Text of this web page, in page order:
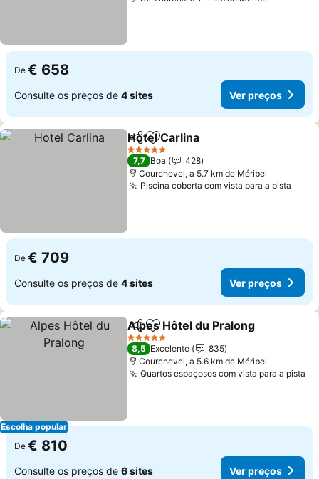
De € 658
Consulte os preços de 4 sites Ver preços
PartilharAdicionar aos favoritos
Hotel Carlina
5 Estrelas
7,7 Boa
428
Courchevel, a 5.7 km de Méribel
Piscina coberta com vista para a pista
De € 709
Consulte os preços de 4 sites Ver preços
Escolha popular
PartilharAdicionar aos favoritos
Alpes Hôtel du Pralong
5 Estrelas
8,5 Excelente
835
Courchevel, a 5.6 km de Méribel
Quartos espaçosos com vista para a pista
De € 810
Consulte os preços de 6 sites Ver preços